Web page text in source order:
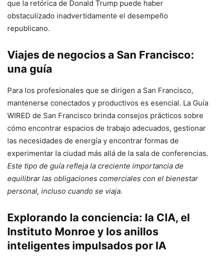
que la retórica de Donald Trump puede haber
obstaculizado inadvertidamente el desempeño
republicano.
Viajes de negocios a San Francisco:
una guía
Para los profesionales que se dirigen a San Francisco,
mantenerse conectados y productivos es esencial. La Guía
WIRED de San Francisco brinda consejos prácticos sobre
cómo encontrar espacios de trabajo adecuados, gestionar
las necesidades de energía y encontrar formas de
experimentar la ciudad más allá de la sala de conferencias.
Este tipo de guía refleja la creciente importancia de
equilibrar las obligaciones comerciales con el bienestar
personal, incluso cuando se viaja.
Explorando la conciencia: la CIA, el
Instituto Monroe y los anillos
inteligentes impulsados por IA